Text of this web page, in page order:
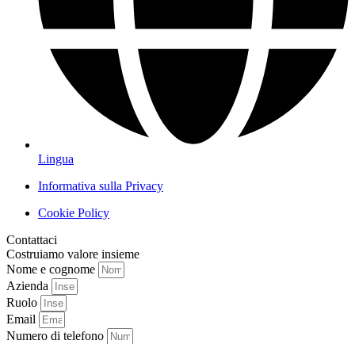
Lingua
Informativa sulla Privacy
Cookie Policy
Contattaci
Costruiamo valore insieme
Nome e cognome
Azienda
Ruolo
Email
Numero di telefono